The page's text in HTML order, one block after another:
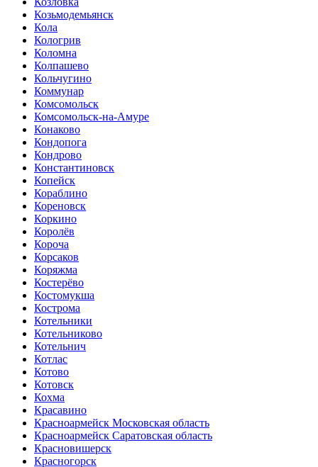
Козьмодемьянск
Кола
Кологрив
Коломна
Колпашево
Кольчугино
Коммунар
Комсомольск
Комсомольск-на-Амуре
Конаково
Кондопога
Кондрово
Константиновск
Копейск
Кораблино
Кореновск
Коркино
Королёв
Короча
Корсаков
Коряжма
Костерёво
Костомукша
Кострома
Котельники
Котельниково
Котельнич
Котлас
Котово
Котовск
Кохма
Красавино
Красноармейск Московская область
Красноармейск Саратовская область
Красновишерск
Красногорск